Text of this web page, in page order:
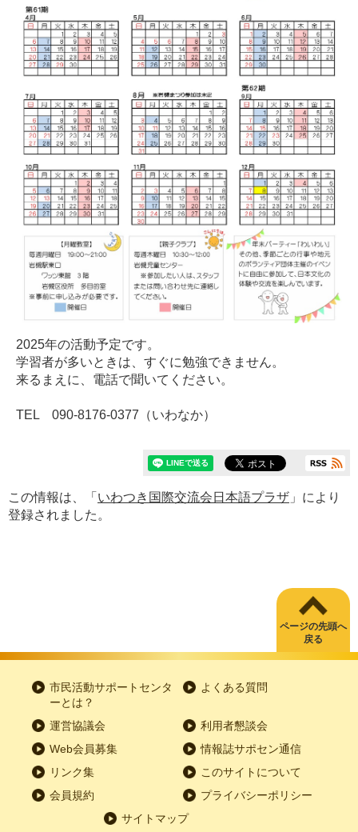
2025年の活動予定です。
学習者が多いときは、すぐに勉強できません。
来るまえに、電話で聞いてください。
TEL 090-8176‐0377（いわなか）
この情報は、「 いわつき国際交流会日本語プラザ 」により
登録されました。
ページの先頭へ
戻る
市民活動サポートセンタ
ーとは？
よくある質問
運営協議会
利用者懇談会
Web会員募集
情報誌サポセン通信
リンク集
このサイトについて
会員規約
プライバシーポリシー
サイトマップ